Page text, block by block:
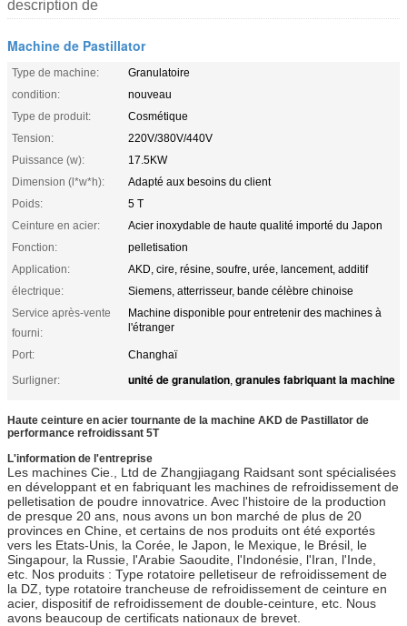
description de
Machine de Pastillator
Type de machine:
Granulatoire
condition:
nouveau
Type de produit:
Cosmétique
Tension:
220V/380V/440V
Puissance (w):
17.5KW
Dimension (l*w*h):
Adapté aux besoins du client
Poids:
5 T
Ceinture en acier:
Acier inoxydable de haute qualité importé du Japon
Fonction:
pelletisation
Application:
AKD, cire, résine, soufre, urée, lancement, additif
électrique:
Siemens, atterrisseur, bande célèbre chinoise
Service après-vente
fourni:
Machine disponible pour entretenir des machines à
l'étranger
Port:
Changhaï
Surligner:
unité de granulation, granules fabriquant la machine
Haute ceinture en acier tournante de la machine AKD de Pastillator de
performance refroidissant 5T
L'information de l'entreprise
Les machines Cie., Ltd de Zhangjiagang Raidsant sont spécialisées
en développant et en fabriquant les machines de refroidissement de
pelletisation de poudre innovatrice. Avec l'histoire de la production
de presque 20 ans, nous avons un bon marché de plus de 20
provinces en Chine, et certains de nos produits ont été exportés
vers les Etats-Unis, la Corée, le Japon, le Mexique, le Brésil, le
Singapour, la Russie, l'Arabie Saoudite, l'Indonésie, l'Iran, l'Inde,
etc. Nos produits : Type rotatoire pelletiseur de refroidissement de
la DZ, type rotatoire trancheuse de refroidissement de ceinture en
acier, dispositif de refroidissement de double-ceinture, etc. Nous
avons beaucoup de certificats nationaux de brevet.